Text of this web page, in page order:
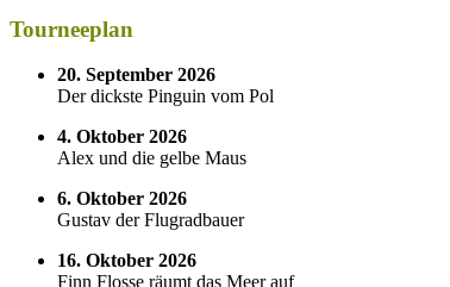
Tourneeplan
20. September 2026
Der dickste Pinguin vom Pol
4. Oktober 2026
Alex und die gelbe Maus
6. Oktober 2026
Gustav der Flugradbauer
16. Oktober 2026
Finn Flosse räumt das Meer auf